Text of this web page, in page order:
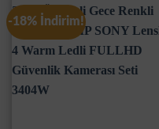
-18% İndirim!